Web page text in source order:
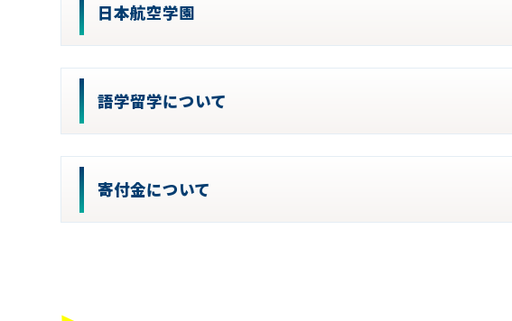
日本航空学園
語学留学について
寄付金について